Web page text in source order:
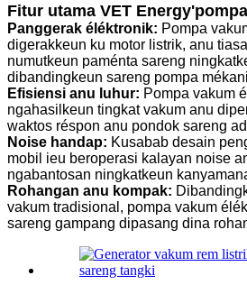
Fitur utama VET Energy'
Panggerak éléktronik: Pompa
digerakkeun ku motor listrik, anu
numutkeun paménta sareng
dibandingkeun sareng pompa
Efisiensi anu luhur: Pompa vakum
ngahasilkeun tingkat vakum anu
waktos réspon anu pondok sareng
Noise handap: Kusabab desain
mobil ieu beroperasi kalayan noise
ngabantosan ningkatkeun
Rohangan anu kompak:
vakum tradisional, pompa vakum
sareng gampang dipasang dina